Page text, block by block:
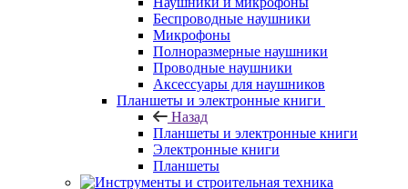
Беспроводные наушники
Микрофоны
Полноразмерные наушники
Проводные наушники
Аксессуары для наушников
Планшеты и электронные книги
Назад
Планшеты и электронные книги
Электронные книги
Планшеты